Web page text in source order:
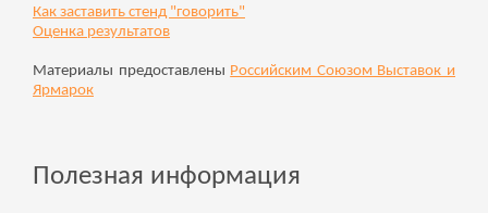
Как заставить стенд "говорить"
Оценка результатов
Материалы предоставлены Российским Союзом Выставок и
Ярмарок
Полезная информация